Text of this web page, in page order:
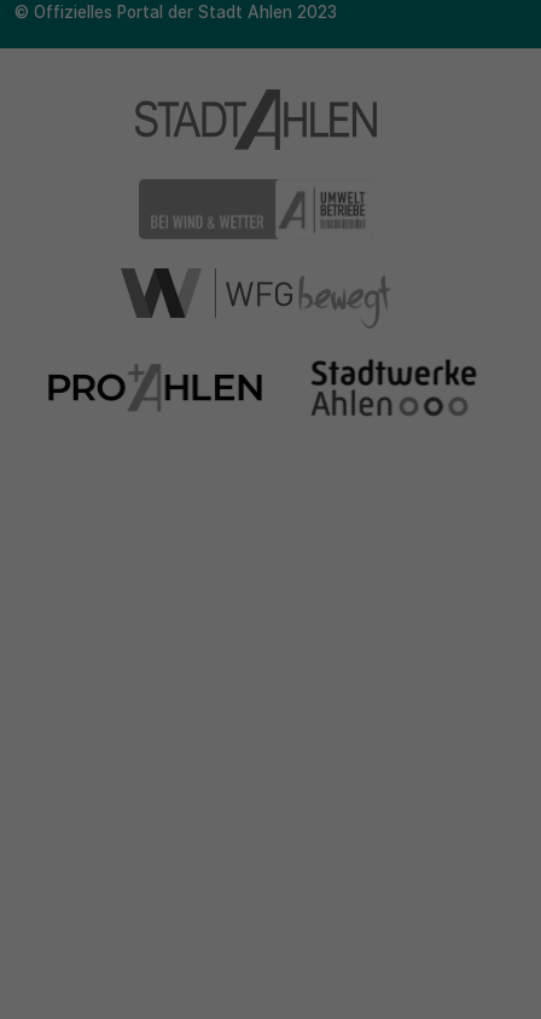
© Offizielles Portal der Stadt Ahlen 2023